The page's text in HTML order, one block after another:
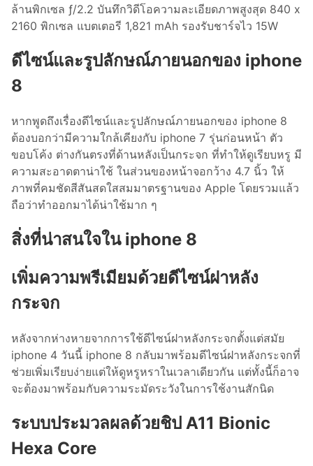
ล้านพิกเซล ƒ/2.2 บันทึกวิดีโอความละเอียดภาพสูงสุด 840 x
2160 พิกเซล แบตเตอรี 1,821 mAh รองรับชาร์จไว 15W
ดีไซน์และรูปลักษณ์ภายนอกของ iphone
8
หากพูดถึงเรื่องดีไซน์และรูปลักษณ์ภายนอกของ iphone 8
ต้องบอกว่ามีความใกล้เคียงกับ iphone 7 รุ่นก่อนหน้า ตัว
ขอบโค้ง ต่างกันตรงที่ด้านหลังเป็นกระจก ที่ทำให้ดูเรียบหรู มี
ความสะอาดตาน่าใช้ ในส่วนของหน้าจอกว้าง 4.7 นิ้ว ให้
ภาพที่คมชัดสีสันสดใสสมมาตรฐานของ Apple โดยรวมแล้ว
ถือว่าทำออกมาได้น่าใช้มาก ๆ
สิ่งที่น่าสนใจใน iphone 8
เพิ่มความพรีเมียมด้วยดีไซน์ฝาหลัง
กระจก
หลังจากห่างหายจากการใช้ดีไซน์ฝาหลังกระจกตั้งแต่สมัย
iphone 4 วันนี้ iphone 8 กลับมาพร้อมดีไซน์ฝาหลังกระจกที่
ช่วยเพิ่มเรียบง่ายแต่ให้ดูหรูหราในเวลาเดียวกัน แต่ทั้งนี้ก็อาจ
จะต้องมาพร้อมกับความระมัดระวังในการใช้งานสักนิด
ระบบประมวลผลด้วยชิป A11 Bionic
Hexa Core